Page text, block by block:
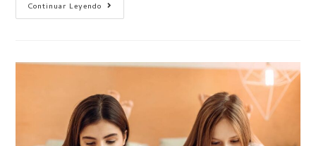
Continuar Leyendo